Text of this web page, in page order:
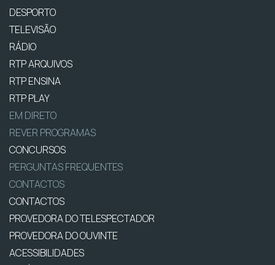
DESPORTO
TELEVISÃO
RÁDIO
RTP ARQUIVOS
RTP ENSINA
RTP PLAY
EM DIRETO
REVER PROGRAMAS
CONCURSOS
PERGUNTAS FREQUENTES
CONTACTOS
CONTACTOS
PROVEDORA DO TELESPECTADOR
PROVEDORA DO OUVINTE
ACESSIBILIDADES